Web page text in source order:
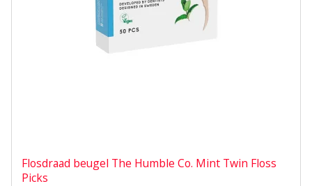
Flosdraad beugel The Humble Co. Mint Twin Floss
Picks